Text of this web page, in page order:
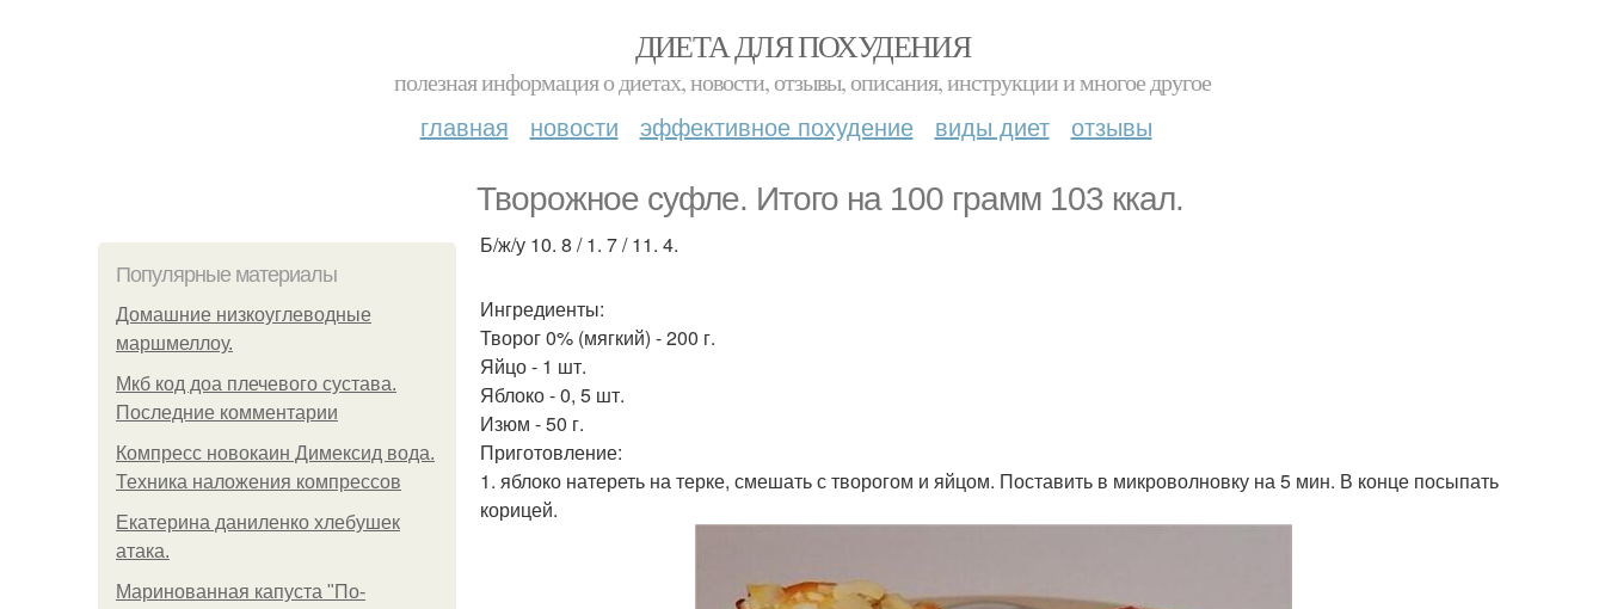
ДИЕТА ДЛЯ ПОХУДЕНИЯ
полезная информация о диетах, новости, отзывы, описания, инструкции и многое другое
главная новости эффективное похудение виды диет отзывы
Творожное суфле. Итого на 100 грамм 103 ккал.
Популярные материалы
Домашние низкоуглеводные
маршмеллоу.
Мкб код доа плечевого сустава.
Последние комментарии
Компресс новокаин Димексид вода.
Техника наложения компрессов
Екатерина даниленко хлебушек
атака.
Маринованная капуста "По-
Б/ж/у 10. 8 / 1. 7 / 11. 4.
Ингредиенты:
Творог 0% (мягкий) - 200 г.
Яйцо - 1 шт.
Яблоко - 0, 5 шт.
Изюм - 50 г.
Приготовление:
1. яблоко натереть на терке, смешать с творогом и яйцом. Поставить в микроволновку на 5 мин. В конце посыпать
корицей.